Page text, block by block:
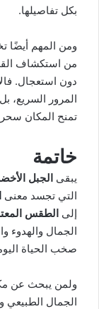
بكل تفاصيلها.
ومن المهم أيضًا
من استكشاف
دون استعجال.
المرور السريع،
تمنح المكان
خاتمة
يبقى الجبل
التي تجسد معنى
إلى الطقس
الجمال والهدوء
صخب الحياة
ولمن يبحث عن
الجمال الطبيعي